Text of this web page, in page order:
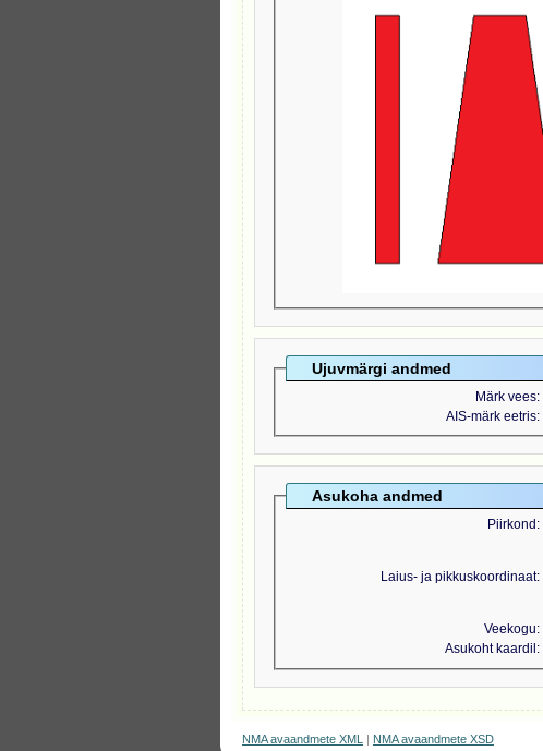
Ujuvmärgi andmed
Märk vees
AIS-märk eetris
Asukoha andmed
Piirkond
Laius- ja pikkuskoordinaat
Veekogu
Asukoht kaardil
NMA avaandmete XML | NMA avaandmete XSD